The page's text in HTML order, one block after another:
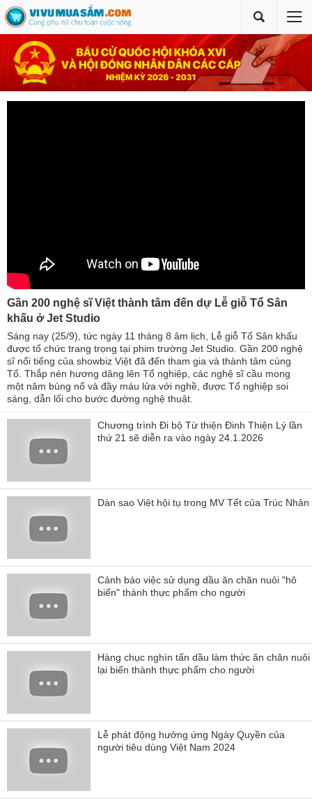
Gần 200 nghệ sĩ Việt thành tâm đến dự Lễ giỗ Tổ Sân
khấu ở Jet Studio
Sáng nay (25/9), tức ngày 11 tháng 8 âm lịch, Lễ giỗ Tổ Sân khấu
được tổ chức trang trọng tại phim trường Jet Studio. Gần 200 nghệ
sĩ nổi tiếng của showbiz Việt đã đến tham gia và thành tâm cúng
Tổ. Thắp nén hương dâng lên Tổ nghiệp, các nghệ sĩ cầu mong
một năm bùng nổ và đầy máu lửa với nghề, được Tổ nghiệp soi
sáng, dẫn lối cho bước đường nghệ thuật.
Chương trình Đi bộ Từ thiện Đinh Thiện Lý lần
thứ 21 sẽ diễn ra vào ngày 24.1.2026
Dàn sao Việt hội tụ trong MV Tết của Trúc Nhân
Cảnh báo việc sử dụng dầu ăn chăn nuôi "hô
biến" thành thực phẩm cho người
Hàng chục nghìn tấn dầu làm thức ăn chăn nuôi
lại biến thành thực phẩm cho người
Lễ phát động hưởng ứng Ngày Quyền của
người tiêu dùng Việt Nam 2024